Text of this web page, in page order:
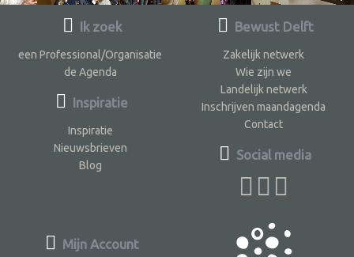
Ik zoek
een Professional/Organisatie
de Agenda
Inspiratie
Inspiratie
Nieuwsbrieven
Blog
Bewust Delft
Zakelijk netwerk
Wie zijn we
Landelijk netwerk
Inschrijven maandagenda
Contact
Social media
Mijn Account